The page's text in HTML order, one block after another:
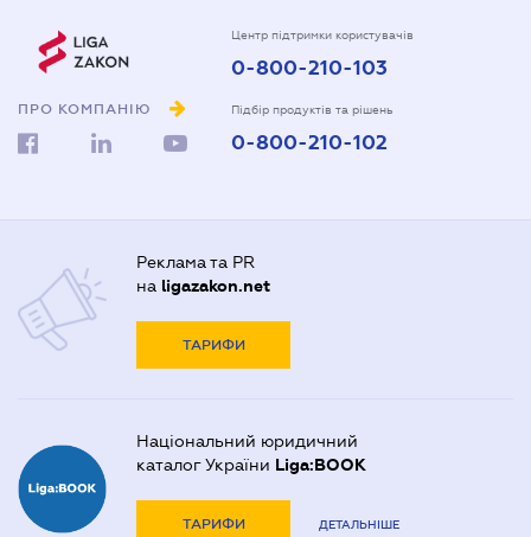
ПРО КОМПАНІЮ
Центр підтримки користувачів
0-800-210-103
Підбір продуктів та рішень
0-800-210-102
Реклама та PR
на ligazakon.net
ТАРИФИ
Національний юридичний
каталог України Liga:BOOK
ТАРИФИ ДЕТАЛЬНІШЕ